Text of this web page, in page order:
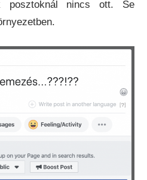
posztoknál nincs ott. Se